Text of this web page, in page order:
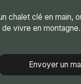
chalet clé en main,
vivre en montagne.
Envoyer un